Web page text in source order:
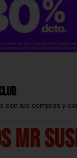
con tus compras y
MR